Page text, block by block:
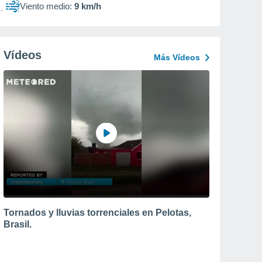
Viento medio: 9 km/h
Vídeos Más Vídeos
Tornados y lluvias torrenciales en Pelotas,
Brasil.